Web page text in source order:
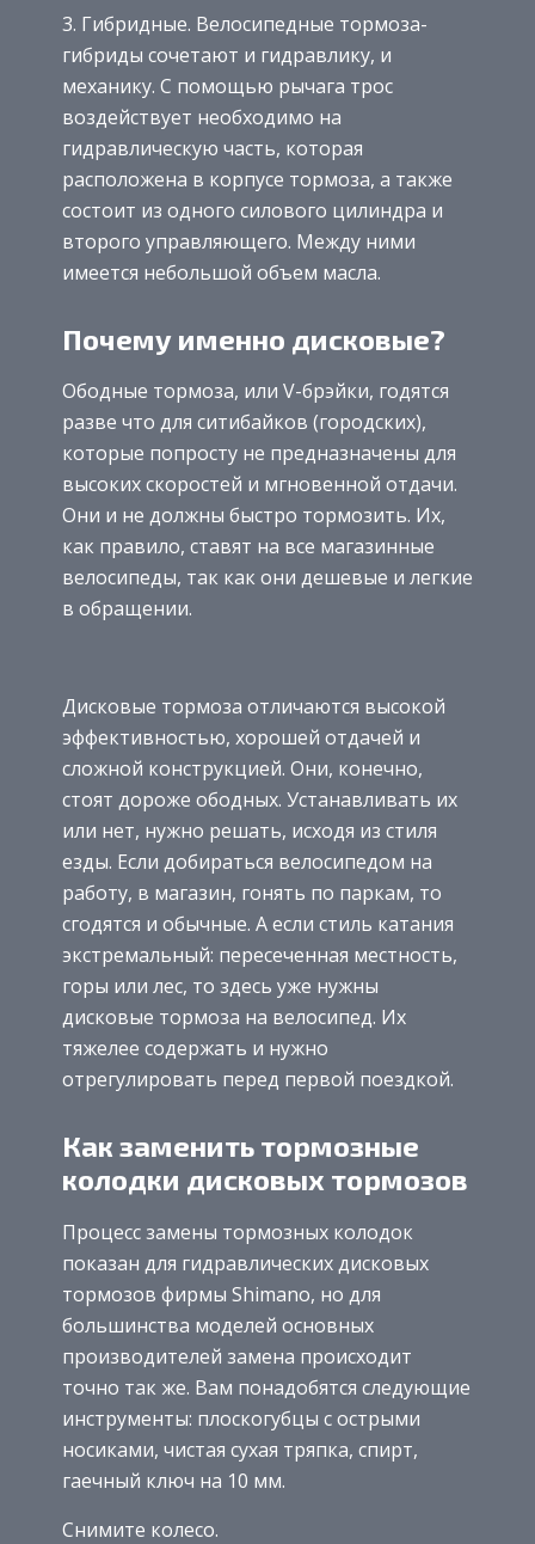
Гибридные. Велосипедные тормоза-
гибриды сочетают и гидравлику, и
механику. С помощью рычага трос
воздействует необходимо на
гидравлическую часть, которая
расположена в корпусе тормоза, а также
состоит из одного силового цилиндра и
второго управляющего. Между ними
имеется небольшой объем масла.
Почему именно дисковые?
Ободные тормоза, или V-брэйки, годятся
разве что для ситибайков (городских),
которые попросту не предназначены для
высоких скоростей и мгновенной отдачи.
Они и не должны быстро тормозить. Их,
как правило, ставят на все магазинные
велосипеды, так как они дешевые и легкие
в обращении.
Дисковые тормоза отличаются высокой
эффективностью, хорошей отдачей и
сложной конструкцией. Они, конечно,
стоят дороже ободных. Устанавливать их
или нет, нужно решать, исходя из стиля
езды. Если добираться велосипедом на
работу, в магазин, гонять по паркам, то
сгодятся и обычные. А если стиль катания
экстремальный: пересеченная местность,
горы или лес, то здесь уже нужны
дисковые тормоза на велосипед. Их
тяжелее содержать и нужно
отрегулировать перед первой поездкой.
Как заменить тормозные
колодки дисковых тормозов
Процесс замены тормозных колодок
показан для гидравлических дисковых
тормозов фирмы Shimano, но для
большинства моделей основных
производителей замена происходит
точно так же. Вам понадобятся следующие
инструменты: плоскогубцы с острыми
носиками, чистая сухая тряпка, спирт,
гаечный ключ на 10 мм.
Снимите колесо.